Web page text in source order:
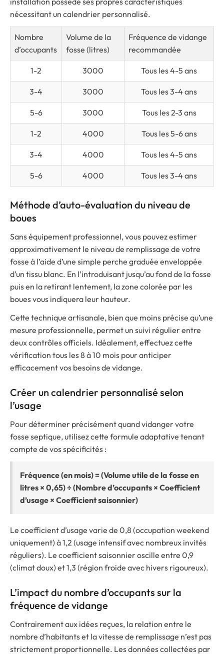
nécessitant un calendrier personnalisé.
Nombre
d’occupants
Volume de la
fosse (litres)
Fréquence de vidange
recommandée
1-2 3000 Tous les 4-5 ans
3-4 3000 Tous les 3-4 ans
5-6 3000 Tous les 2-3 ans
1-2 4000 Tous les 5-6 ans
3-4 4000 Tous les 4-5 ans
5-6 4000 Tous les 3-4 ans
Méthode d’auto-évaluation du niveau de
boues
Sans équipement professionnel, vous pouvez estimer
approximativement le niveau de remplissage de votre
fosse à l’aide d’une simple perche graduée enveloppée
d’un tissu blanc. En l’introduisant jusqu’au fond de la fosse
puis en la retirant lentement, la zone colorée par les
boues vous indiquera leur hauteur.
Cette technique artisanale, bien que moins précise qu’une
mesure professionnelle, permet un suivi régulier entre
deux contrôles officiels. Idéalement, effectuez cette
vérification tous les 8 à 10 mois pour anticiper
efficacement vos besoins de vidange.
Créer un calendrier personnalisé selon
l’usage
Pour déterminer précisément quand vidanger votre
fosse septique, utilisez cette formule adaptative tenant
compte de vos spécificités :
Fréquence (en mois) = (Volume utile de la fosse en
litres × 0,65) ÷ (Nombre d’occupants × Coefficient
d’usage × Coefficient saisonnier)
Le coefficient d’usage varie de 0,8 (occupation weekend
uniquement) à 1,2 (usage intensif avec nombreux invités
réguliers). Le coefficient saisonnier oscille entre 0,9
(climat doux) et 1,3 (région froide avec hivers rigoureux).
L’impact du nombre d’occupants sur la
fréquence de vidange
Contrairement aux idées reçues, la relation entre le
nombre d’habitants et la vitesse de remplissage n’est pas
strictement proportionnelle. Les données collectées par